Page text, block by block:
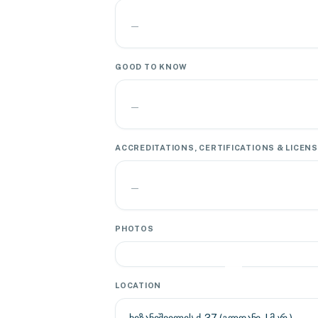
—
GOOD TO KNOW
—
ACCREDITATIONS, CERTIFICATIONS &
—
PHOTOS
LOCATION